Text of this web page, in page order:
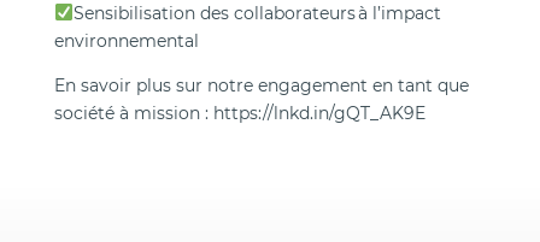
Sensibilisation des collaborateurs à l’impact
environnemental
En savoir plus sur notre engagement en tant que
société à mission : https://lnkd.in/gQT_AK9E